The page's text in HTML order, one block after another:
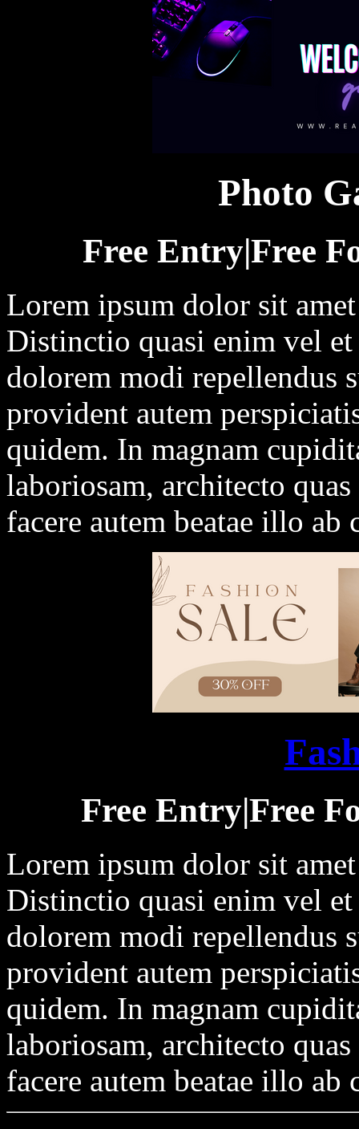
Photo
Free Entry|Free
Lorem ipsum dolor sit
Distinctio quasi enim vel
dolorem modi repellendus
provident autem
quidem. In magnam
laboriosam, architecto
facere autem beatae illo
Free Entry|Free
Lorem ipsum dolor sit
Distinctio quasi enim vel
dolorem modi repellendus
provident autem
quidem. In magnam
laboriosam, architecto
facere autem beatae illo